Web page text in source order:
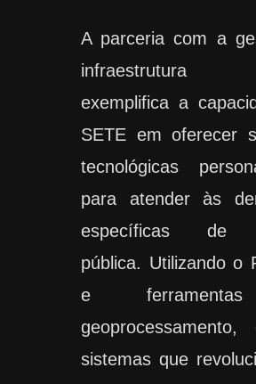
A parceria com a
infraestrutura
exemplifica a
SETE em oferecer
tecnológicas
para atender às
específicas de
pública. Utilizando o
e
geoprocessamento,
sistemas que